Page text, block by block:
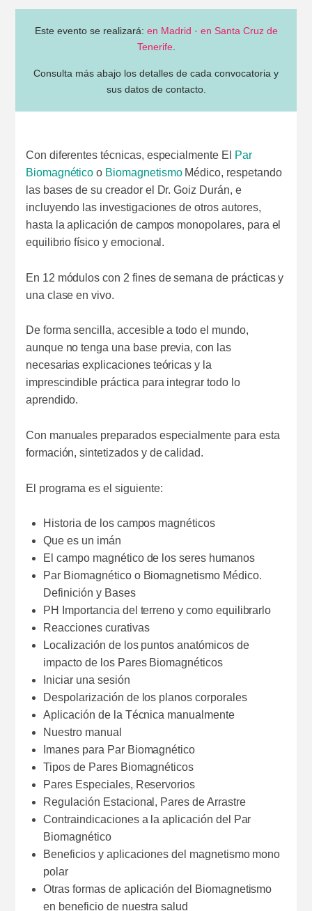
Este evento se realizará: en Madrid · en Santa Cruz de
Tenerife.
Consulta más abajo los detalles de cada convocatoria y
sus datos de contacto.
Con diferentes técnicas, especialmente El
Par
Biomagnético o BiomagnetismoMédico, respetando
las bases de su creador el Dr. Goiz Durán, e
incluyendo las investigaciones de otros autores,
hasta la aplicación de campos monopolares, para el
equilibrio físico y emocional.
En 12 módulos con 2 fines de semana de prácticas y
una clase en vivo.
De forma sencilla, accesible a todo el mundo,
aunque no tenga una base previa, con las
necesarias explicaciones teóricas y la
imprescindible práctica para integrar todo lo
aprendido.
Con manuales preparados especialmente para esta
formación, sintetizados y de calidad.
El programa es el siguiente:
Historia de los campos magnéticos
Que es un imán
El campo magnético de los seres humanos
Par Biomagnético o Biomagnetismo Médico.
Definición y Bases
PH Importancia del terreno y como equilibrarlo
Reacciones curativas
Localización de los puntos anatómicos de
impacto de los Pares Biomagnéticos
Iniciar una sesión
Despolarización de los planos corporales
Aplicación de la Técnica manualmente
Nuestro manual
Imanes para Par Biomagnético
Tipos de Pares Biomagnéticos
Pares Especiales, Reservorios
Regulación Estacional, Pares de Arrastre
Contraindicaciones a la aplicación del Par
Biomagnético
Beneficios y aplicaciones del magnetismo mono
polar
Otras formas de aplicación del Biomagnetismo
en beneficio de nuestra salud